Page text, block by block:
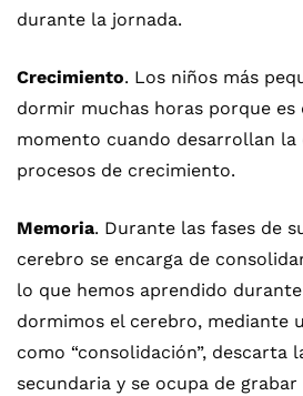
durante la jornada.
Crecimiento. Los niños más
dormir muchas horas porque es
momento cuando desarrollan
procesos de crecimiento.
Memoria. Durante las fases de
cerebro se encarga de
lo que hemos aprendido
dormimos el cerebro, mediante
como “consolidación”, descarta
secundaria y se ocupa de